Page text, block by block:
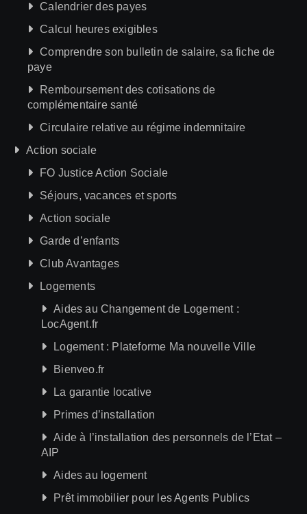
Calendrier des payes
Calcul heures exigibles
Comprendre son bulletin de salaire, sa fiche de
paye
Remboursement des cotisations de
complémentaire santé
Circulaire relative au régime indemnitaire
Action sociale
FO Justice Action Sociale
Séjours, vacances et sports
Action sociale
Garde d’enfants
Club Avantages
Logements
Aides au Changement de Logement :
LocAgent.fr
Logement : Plateforme Ma nouvelle Ville
Bienveo.fr
La garantie locative
Primes d’installation
Aide à l’installation des personnels de l’Etat –
AIP
Aides au logement
Prêt immobilier pour les Agents Publics